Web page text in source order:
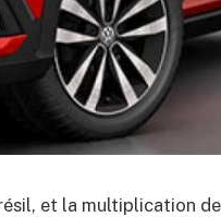
et la multiplication